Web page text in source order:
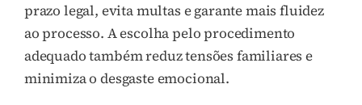
prazo legal, evita multas e garante mais fluidez
ao processo. A escolha pelo procedimento
adequado também reduz tensões familiares e
minimiza o desgaste emocional.